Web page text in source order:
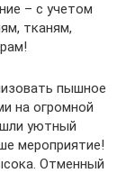
– с учетом
тканям,
пышное
на огромной
уютный
мероприятие!
Отменный